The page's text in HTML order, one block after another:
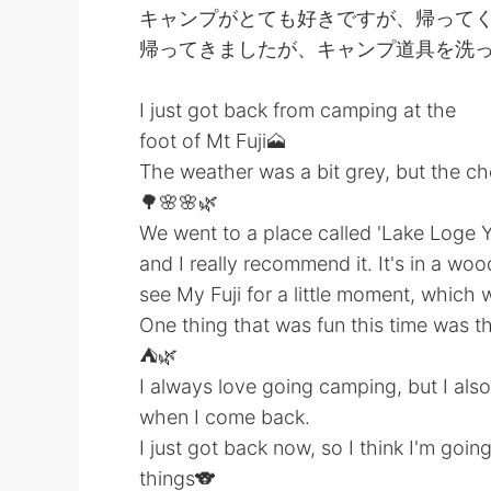
キャンプがとても好きですが、帰って
帰ってきましたが、キャンプ道具を洗
I just got back from camping at the
foot of Mt Fuji🗻
The weather was a bit grey, but the
🌳🌸🌸🌿
We went to a place called 'Lake Loge
and I really recommend it. It's in a
see My Fuji for a little moment, which
One thing that was fun this time was
⛺🌿
I always love going camping, but I
when I come back.
I just got back now, so I think I'm
things🐨